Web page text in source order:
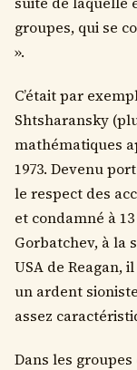
groupes, qui se
».
C’était par
Shtsharansky
mathématiques
1973. Devenu
le respect des
et condamné à
Gorbatchev, à la
USA de Reagan,
un ardent
assez
Dans les